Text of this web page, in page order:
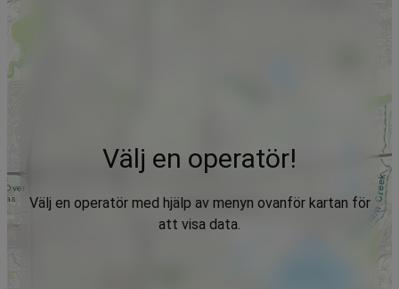
Välj en operatör!
Välj en operatör med hjälp av menyn ovanför kartan för
att visa data.